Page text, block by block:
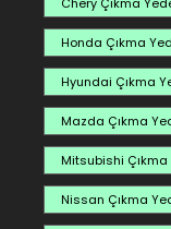
Honda Çıkma
Hyundai Çıkma
Mazda Çıkma
Mitsubishi
Nissan Çıkma